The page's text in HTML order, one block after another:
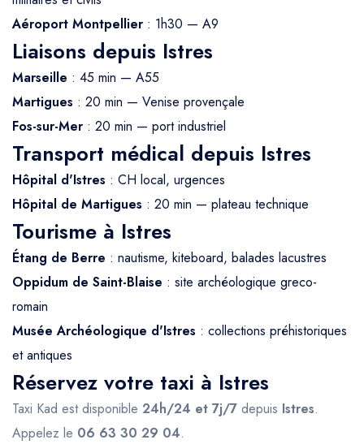
Aéroport Montpellier : 1h30 — A9
Liaisons depuis Istres
Marseille : 45 min — A55
Martigues : 20 min — Venise provençale
Fos-sur-Mer : 20 min — port industriel
Transport médical depuis Istres
Hôpital d'Istres : CH local, urgences
Hôpital de Martigues : 20 min — plateau technique
Tourisme à Istres
Étang de Berre : nautisme, kiteboard, balades lacustres
Oppidum de Saint-Blaise : site archéologique greco-
romain
Musée Archéologique d'Istres : collections préhistoriques
et antiques
Réservez votre taxi à Istres
Taxi Kad est disponible 24h/24 et 7j/7 depuis Istres.
Appelez le 06 63 30 29 04.